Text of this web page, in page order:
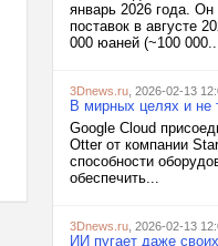
январь 2026 года.
поставок в августе
000 юаней (~100
3Dnews.ru , 2026-02-13
В мирных целях и не
Google Cloud
Otter от компании
способности
обеспечить...
3Dnews.ru , 2026-02-13
ИИ пугает даже